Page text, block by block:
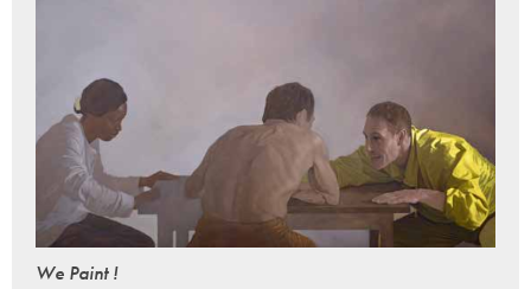
We Paint !